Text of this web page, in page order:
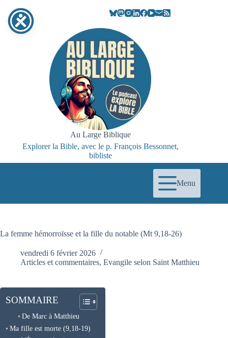
contenu
Au Large Biblique
Explorer la Bible, avec le p. François Bessonnet,
bibliste
Menu
La femme hémorroïsse et la fille du notable (Mt 9,18-26)
vendredi 6 février 2026
Articles et commentaires, Evangile selon Saint Matthieu
SOMMAIRE
De Marc à Matthieu
Ma fille est morte (9,18-19)